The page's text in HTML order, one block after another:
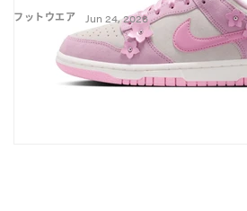
フットウエア Jun 24, 2026